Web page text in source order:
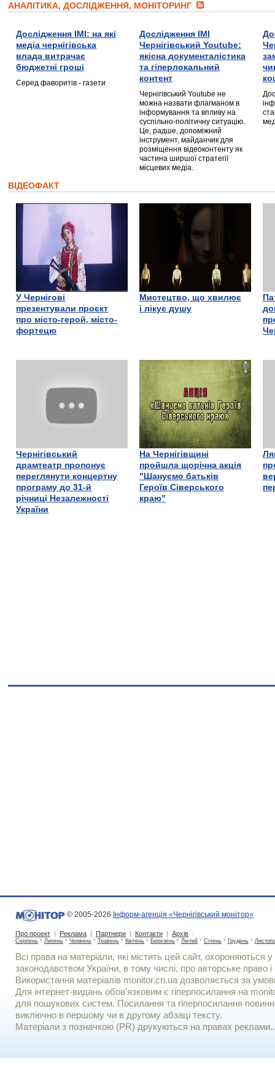
АНАЛІТИКА, ДОСЛІДЖЕННЯ, МОНІТОРИНГ
Дослідження ІМІ: на які
медіа чернігівська
влада витрачає
бюджетні гроші
Серед фаворитів - газети
Дослідження ІМІ
Чернігівський Youtube:
якісна документалістика
та гіперлокальний
контент
Чернігівський Youtube не
можна назвати флагманом в
інформування та впливу на
суспільно-політичну ситуацію.
Це, радше, допоміжний
інструмент, майданчик для
розміщення відеоконтенту як
частина ширшої стратегії
місцевих медіа.
ВІДЕОФАКТ
У Чернігові
презентували проєкт
про місто-герой, місто-
фортецю
Мистецтво, що хвилює
і лікує душу
Чернігівський
драмтеатр пропонує
переглянути концертну
програму до 31-й
річниці Незалежності
України
На Чернігівщині
пройшла щорічна акція
"Шануємо батьків
Героїв Сіверського
краю"
© 2005-2026 Інформ-агенція «Чернігівський монітор»
Про проект | Реклама | Партнери | Контакти | Архів :
Серпень * Липень * Червень * Травень * Квітень * Березень * Лютий * Січень * Грудень *
Всі права на матеріали, які містить цей сайт, охороняються у
законодавством України, в тому числі, про авторське право і
Використання матерiалiв monitor.cn.ua дозволяється за
Для iнтернет-видань обов'язковим є гiперпосилання на
для пошукових систем. Посилання та гіперпосилання
виключно в першому чи в другому абзаці тексту.
Матеріали з позначкою (PR) друкуються на правах реклами..